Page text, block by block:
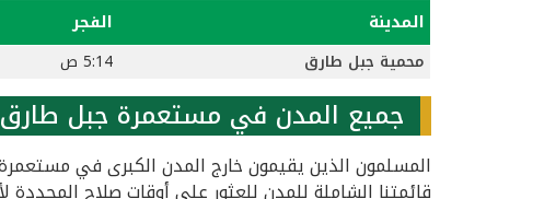
المدينة الفجر
محمية جبل طارق 5:14 ص
جميع المدن في مستعمرة جبل طارق
المسلمون الذين يقيمون خارج المدن الكبرى في
قائمتنا الشاملة للمدن للعثور على أوقات صلاح المحددة